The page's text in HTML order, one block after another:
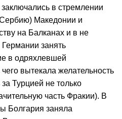
в стремлении
Сербию) Македонии и
на Балканах и в не
занять
в одряхлевшей
вытекала желательность
Турцией не только
часть Фракии). В
Болгария заняла